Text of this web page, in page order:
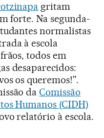
gritam
forte. Na segunda-
normalistas
à escola
todos em
desaparecidos:
os queremos!”.
daComissão
Humanos (CIDH)
relatório à escola.